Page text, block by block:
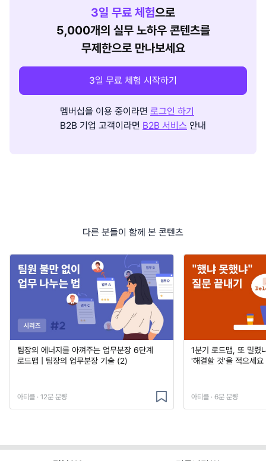
3일 무료 체험으로
5,000개의 실무 노하우 콘텐츠를
무제한으로 만나보세요
3일 무료 체험 시작하기
멤버십을 이용 중이라면 로그인 하기
B2B 기업 고객이라면 B2B 서비스 안내
다른 분들이 함께 본 콘텐츠
팀장의 에너지를 아껴주는 업무분장 6단계
로드맵 | 팀장의 업무분장 기술 (2)
아티클 · 12분 분량
1분기 로드맵, 또 밀렸
'해결할 것'을 적으세
아티클 · 6분 분량